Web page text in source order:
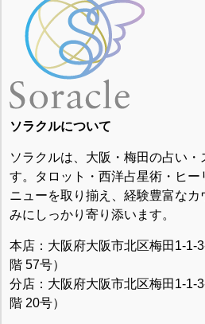
ソラクルについて
ソラクルは、大阪・梅田の占い
す。タロット・西洋占星術・ヒー
ニューを取り揃え、経験豊富な
みにしっかり寄り添います。
本店：大阪府大阪市北区梅田1-1-
階 57号）
分店：大阪府大阪市北区梅田1-1-
階 20号）